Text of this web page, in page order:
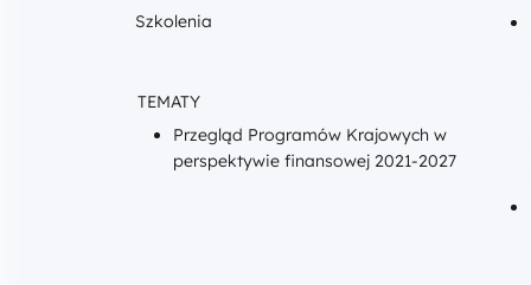
Szkolenia
TEMATY
Przegląd Programów Krajowych w
perspektywie finansowej 2021-2027